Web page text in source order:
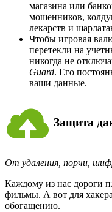
магазина или
мошенников,
лекарств и
Чтобы игровая
перетекли на
никогда не
Guard. Его
ваши данные.
Защита
От удаления, порчи,
Каждому из нас дороги
фильмы. А вот для
обогащению.